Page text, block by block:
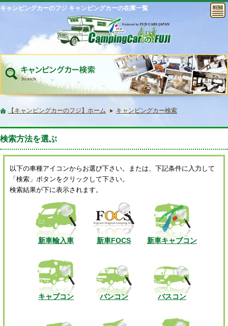
キャンピングカーのフジ キャンピングカーの在庫一覧
【キャンピングカーのフジ】ホーム キャンピングカー検索
検索方法を選ぶ
以下の車種アイコンからお選び下さい。または、下記条件に入力して
「検索」ボタンをクリックして下さい。
検索結果が下に表示されます。
新車輸入車 新車FOCS 新車キャブコン
キャブコン バンコン バスコン